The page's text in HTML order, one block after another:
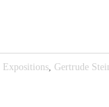
Expositions, Gertrude